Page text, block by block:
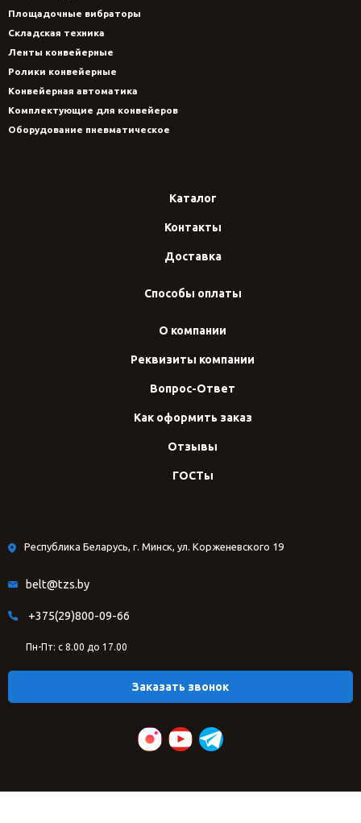
Площадочные вибраторы
Складская техника
Ленты конвейерные
Ролики конвейерные
Конвейерная автоматика
Комплектующие для конвейеров
Оборудование пневматическое
Каталог
Контакты
Доставка
Способы оплаты
О компании
Реквизиты компании
Вопрос-Ответ
Как оформить заказ
Отзывы
ГОСТы
Республика Беларусь, г. Минск, ул. Корженевского 19
belt@tzs.by
+375(29)800-09-66
Пн-Пт: с 8.00 до 17.00
Заказать звонок